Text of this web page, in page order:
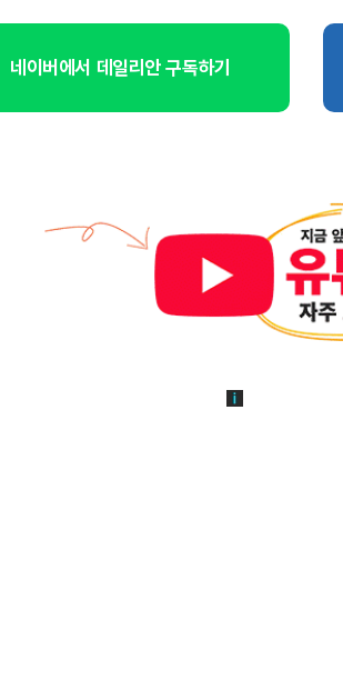
네이버에서 데일리안 구독하기